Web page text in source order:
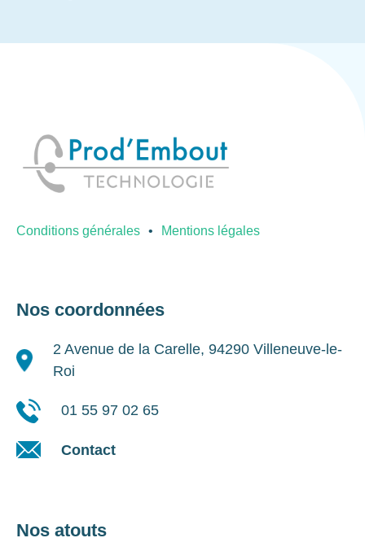
Conditions générales Mentions légales
Nos coordonnées
2 Avenue de la Carelle, 94290 Villeneuve-le-
Roi
01 55 97 02 65
Contact
Nos atouts